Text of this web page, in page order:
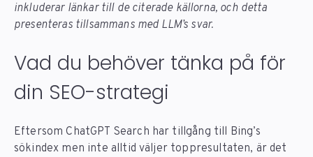
inkluderar länkar till de citerade källorna, och detta
presenteras tillsammans med LLM’s svar.
Vad du behöver tänka på för
din SEO-strategi
Eftersom ChatGPT Search har tillgång till Bing’s
sökindex men inte alltid väljer toppresultaten, är det